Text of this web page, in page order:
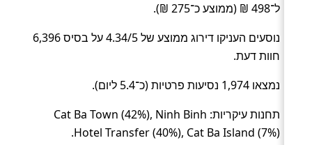
ל־498 ₪ (ממוצע כ־275 ₪).
נוסעים העניקו דירוג ממוצע של 4.34/5 על בסיס 6,396
חוות דעת.
נמצאו 1,974 נסיעות פרטיות (כ־5.4 ליום).
תחנות עיקריות: Cat Ba Town (42%), Ninh Binh
Hotel Transfer (40%), Cat Ba Island (7%).